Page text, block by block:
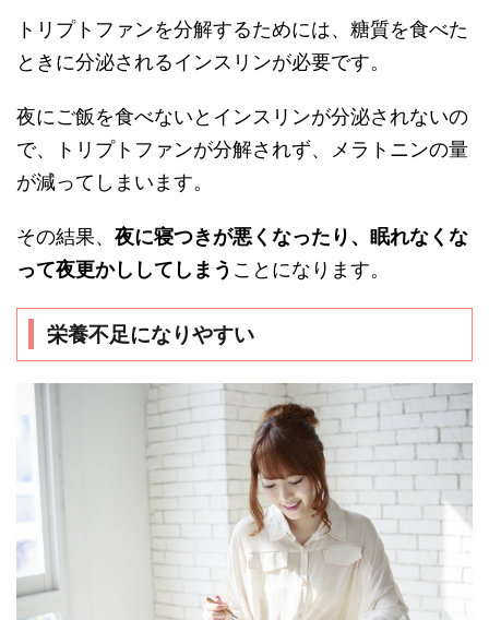
トリプトファンを分解するためには、糖質を食べた
ときに分泌されるインスリンが必要です。
夜にご飯を食べないとインスリンが分泌されないの
で、トリプトファンが分解されず、メラトニンの量
が減ってしまいます。
その結果、 夜に寝つきが悪くなったり、眠れなくな
って夜更かししてしまう ことになります。
栄養不足になりやすい